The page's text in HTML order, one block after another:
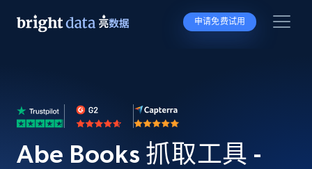
申请免费试用
Abe Books 抓取工具 -